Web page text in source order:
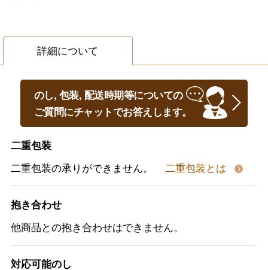
詳細について
のし, 包装, 配送時期等についての
ご質問にチャットでお答えします。
二重包装
二重包装の承りができません。
二重包装とは
抱き合わせ
他商品との抱き合わせはできません。
対応可能のし